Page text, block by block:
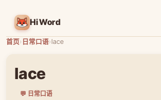
HiWord
首页› 日常口语›lace
lace
💬 日常口语